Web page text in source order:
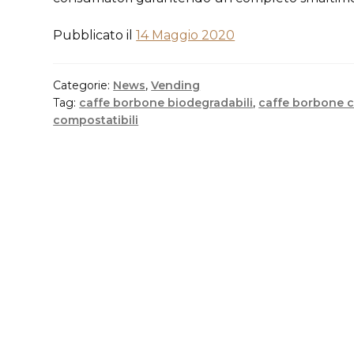
Pubblicato il14 Maggio 2020
Categorie: News,Vending
Tag: caffe borbone biodegradabili, caffe borbone
compostatibili